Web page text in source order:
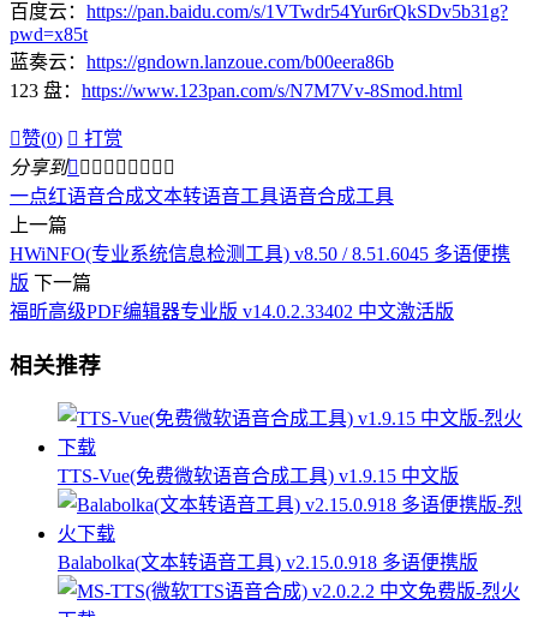
百度云： https://pan.baidu.com/s/1VTwdr54Yur6rQkSDv5b31g?
pwd=x85t
蓝奏云： https://gndown.lanzoue.com/b00eera86b
123 盘： https://www.123pan.com/s/N7M7Vv-8Smod.html
赞(0)  打赏
分享到        
一点红语音合成文本转语音工具语音合成工具
上一篇
HWiNFO(专业系统信息检测工具) v8.50 / 8.51.6045 多语便携
版 下一篇
福昕高级PDF编辑器专业版 v14.0.2.33402 中文激活版
相关推荐
TTS-Vue(免费微软语音合成工具) v1.9.15 中文版
Balabolka(文本转语音工具) v2.15.0.918 多语便携版